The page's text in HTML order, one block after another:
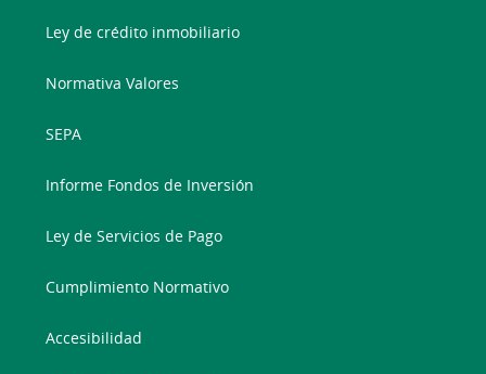
Ley de crédito inmobiliario
Normativa Valores
SEPA
Informe Fondos de Inversión
Ley de Servicios de Pago
Cumplimiento Normativo
Accesibilidad